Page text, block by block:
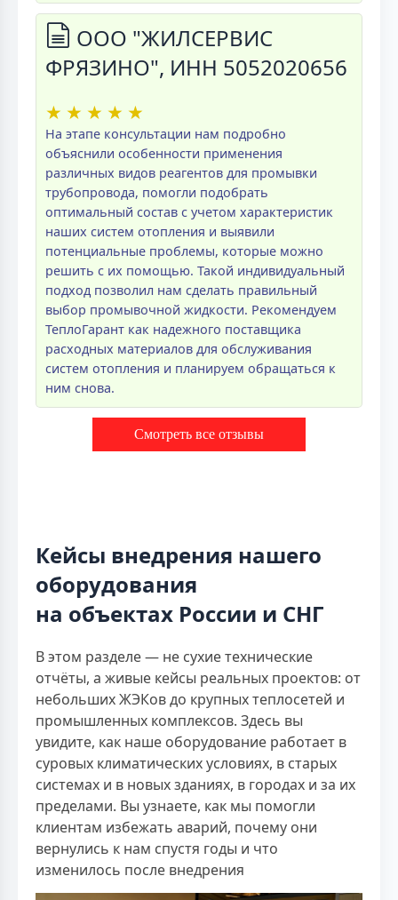
ООО "ЖИЛСЕРВИС
ФРЯЗИНО", ИНН 5052020656
★ ★ ★ ★ ★
На этапе консультации нам подробно
объяснили особенности применения
различных видов реагентов для промывки
трубопровода, помогли подобрать
оптимальный состав с учетом характеристик
наших систем отопления и выявили
потенциальные проблемы, которые можно
решить с их помощью. Такой индивидуальный
подход позволил нам сделать правильный
выбор промывочной жидкости. Рекомендуем
ТеплоГарант как надежного поставщика
расходных материалов для обслуживания
систем отопления и планируем обращаться к
ним снова.
Смотреть все отзывы
Кейсы внедрения нашего
оборудования
на объектах России и СНГ
В этом разделе — не сухие технические
отчёты, а живые кейсы реальных проектов: от
небольших ЖЭКов до крупных теплосетей и
промышленных комплексов. Здесь вы
увидите, как наше оборудование работает в
суровых климатических условиях, в старых
системах и в новых зданиях, в городах и за их
пределами. Вы узнаете, как мы помогли
клиентам избежать аварий, почему они
вернулись к нам спустя годы и что
изменилось после внедрения